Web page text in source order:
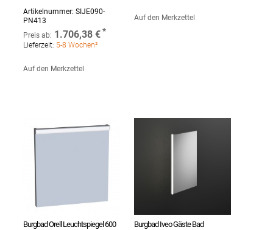
Artikelnummer: SIJE090-
PN413
Preis ab: 1.706,38 €
Lieferzeit: 5-8 Wochen²
Auf den Merkzettel
Auf den Merkzettel
Burgbad Orell Leuchtspiegel 600
Burgbad Iveo Gäste Bad